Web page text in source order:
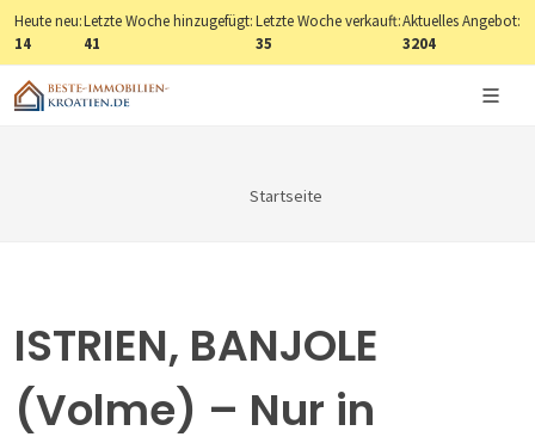
Heute neu:
14
Letzte Woche hinzugefügt:
41
Letzte Woche verkauft:
35
Aktuelles Angebot:
3204
Startseite
ISTRIEN, BANJOLE
(Volme) – Nur in